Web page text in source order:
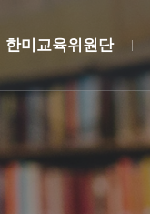
한미교육위원단